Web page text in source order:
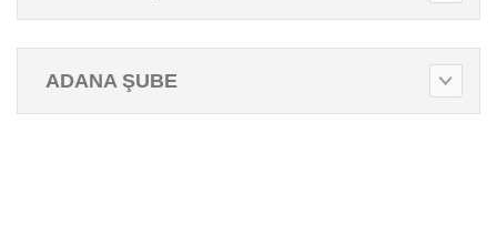
ADANA ŞUBE